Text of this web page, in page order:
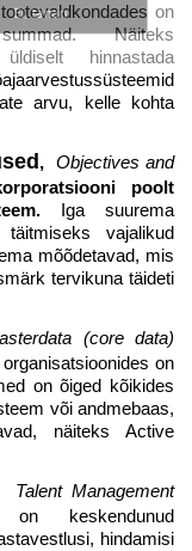
on
Näiteks
hinnastada
arvu, kelle kohta
,Objectives and
poolt
Iga suurema
vajalikud
mõõdetavad, mis
tervikuna täideti
(core data)
on
on õiged kõikides
või andmebaas,
näiteks Active
Talent Management
keskendunud
hindamisi
Ei, tänan